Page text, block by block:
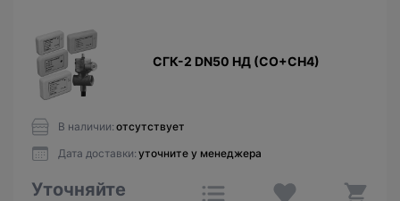
СГК-2 DN50 НД (CO+СН4)
В наличии: отсутствует
Дата доставки: уточните у менеджера
Уточняйте